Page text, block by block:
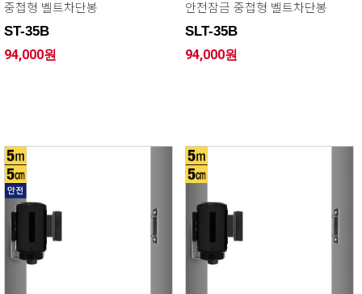
중첩형 벨트차단봉
ST-35B
94,000원
안전잠금 중첩형 벨트차단봉
SLT-35B
94,000원